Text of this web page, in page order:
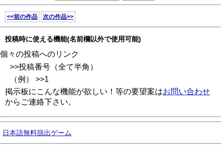
<<前の作品 次の作品>>
投稿時に使える機能(名前欄以外で使用可能)
個々の投稿へのリンク
>>投稿番号（全て半角）
（例） >>1
掲示板にこんな機能が欲しい！等の要望案はお問い合わせ
からご連絡下さい。
日本語無料脱出ゲーム